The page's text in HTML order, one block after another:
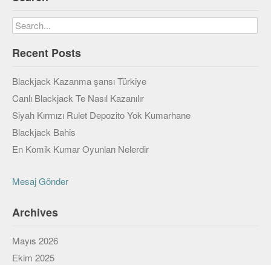
Recent Posts
Blackjack Kazanma şansı Türkiye
Canlı Blackjack Te Nasıl Kazanılır
Siyah Kırmızı Rulet Depozito Yok Kumarhane
Blackjack Bahis
En Komik Kumar Oyunları Nelerdir
Mesaj Gönder
Archives
Mayıs 2026
Ekim 2025